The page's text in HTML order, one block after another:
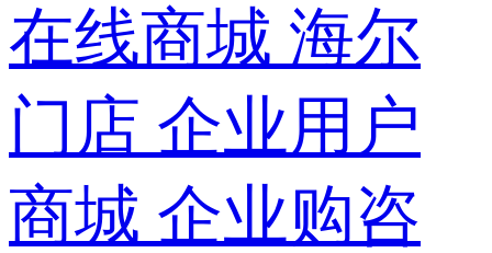
在线商城 海尔
门店 企业用户
商城 企业购咨